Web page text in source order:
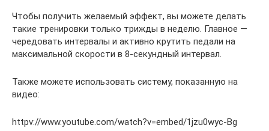
Чтобы получить желаемый эффект, вы можете делать
такие тренировки только трижды в неделю. Главное —
чередовать интервалы и активно крутить педали на
максимальной скорости в 8-секундный интервал.
Также можете использовать систему, показанную на
видео:
httpv://www.youtube.com/watch?v=embed/1jzu0wyc-Bg